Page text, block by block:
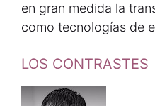
en gran medida la
como tecnologías de
LOS CONTRASTES